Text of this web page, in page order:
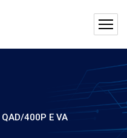
QAD/400P E VA